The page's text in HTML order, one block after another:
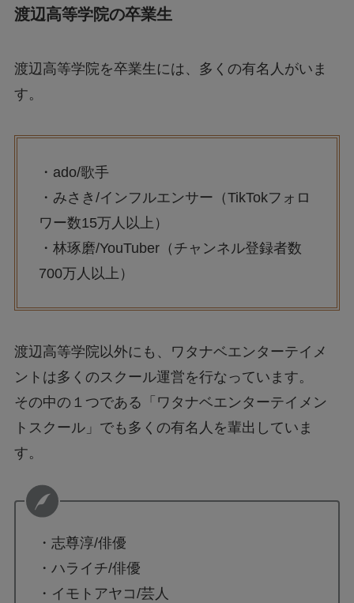
渡辺高等学院の卒業生
渡辺高等学院を卒業生には、多くの有名人がいま
す。
・ado/歌手
・みさき/インフルエンサー（TikTokフォロ
ワー数15万人以上）
・林琢磨/YouTuber（チャンネル登録者数
700万人以上）
渡辺高等学院以外にも、ワタナベエンターテイメ
ントは多くのスクール運営を行なっています。
その中の１つである「ワタナベエンターテイメン
トスクール」でも多くの有名人を輩出していま
す。
・志尊淳/俳優
・ハライチ/俳優
・イモトアヤコ/芸人